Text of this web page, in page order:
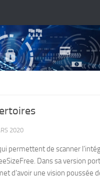
2020
permettent de scanner
Dans sa version
d’avoir une vision poussée